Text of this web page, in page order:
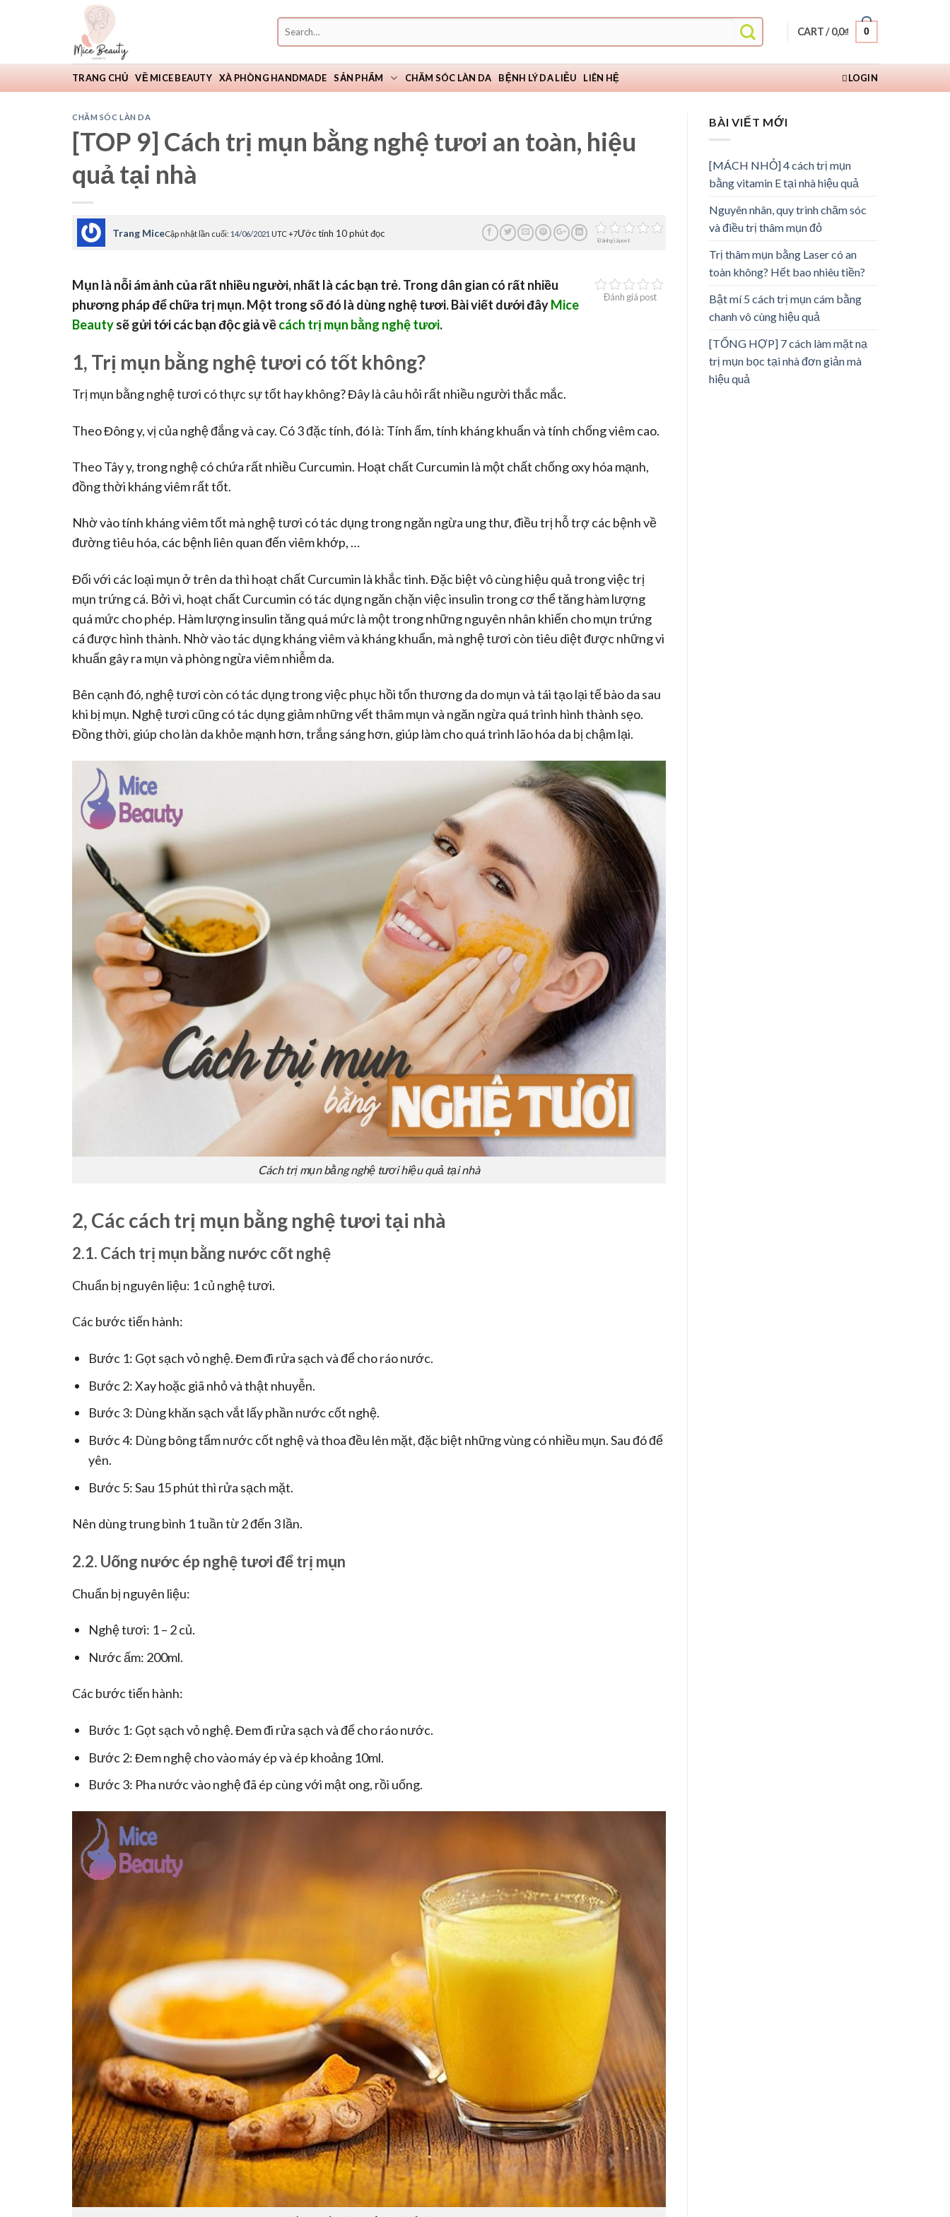
for:
CART /0,0₫ 0
TRANG CHỦ VỀ MICE BEAUTY XÀ PHÒNG HANDMADE SẢN PHẨM CHĂM SÓC LÀN DA BỆNH LÝ DA LIỄU LIÊN HỆ LOGIN
CHĂM SÓC LÀN DA
[TOP 9] Cách trị mụn bằng nghệ tươi an toàn, hiệu
quả tại nhà
Trang MiceCập nhật lần cuối: 14/06/2021 UTC +7Ước tính 10 phút đọc
Đánh giá post
Đánh giá post
Mụn là nỗi ám ảnh của rất nhiều người, nhất là các bạn trẻ. Trong dân gian có rất nhiều
phương pháp để chữa trị mụn. Một trong số đó là dùng nghệ tươi. Bài viết dưới đâyMice
Beautysẽ gửi tới các bạn độc giả vềcách trị mụn bằng nghệ tươi.
1, Trị mụn bằng nghệ tươi có tốt không?
Trị mụn bằng nghệ tươi có thực sự tốt hay không? Đây là câu hỏi rất nhiều người thắc mắc.
Theo Đông y, vị của nghệ đắng và cay. Có 3 đặc tính, đó là: Tính ấm, tính kháng khuẩn và tính chống viêm cao.
Theo Tây y, trong nghệ có chứa rất nhiều Curcumin. Hoạt chất Curcumin là một chất chống oxy hóa mạnh,
đồng thời kháng viêm rất tốt.
Nhờ vào tính kháng viêm tốt mà nghệ tươi có tác dụng trong ngăn ngừa ung thư, điều trị hỗ trợ các bệnh về
đường tiêu hóa, các bệnh liên quan đến viêm khớp, …
Đối với các loại mụn ở trên da thì hoạt chất Curcumin là khắc tinh. Đặc biệt vô cùng hiệu quả trong việc trị
mụn trứng cá. Bởi vì, hoạt chất Curcumin có tác dụng ngăn chặn việc insulin trong cơ thể tăng hàm lượng
quá mức cho phép. Hàm lượng insulin tăng quá mức là một trong những nguyên nhân khiến cho mụn trứng
cá được hình thành. Nhờ vào tác dụng kháng viêm và kháng khuẩn, mà nghệ tươi còn tiêu diệt được những vi
khuẩn gây ra mụn và phòng ngừa viêm nhiễm da.
Bên cạnh đó, nghệ tươi còn có tác dụng trong việc phục hồi tổn thương da do mụn và tái tạo lại tế bào da sau
khi bị mụn. Nghệ tươi cũng có tác dụng giảm những vết thâm mụn và ngăn ngừa quá trình hình thành sẹo.
Đồng thời, giúp cho làn da khỏe mạnh hơn, trắng sáng hơn, giúp làm cho quá trình lão hóa da bị chậm lại.
Cách trị mụn bằng nghệ tươi hiệu quả tại nhà
2, Các cách trị mụn bằng nghệ tươi tại nhà
2.1. Cách trị mụn bằng nước cốt nghệ
Chuẩn bị nguyên liệu: 1 củ nghệ tươi.
Các bước tiến hành:
Bước 1: Gọt sạch vỏ nghệ. Đem đi rửa sạch và để cho ráo nước.
Bước 2: Xay hoặc giã nhỏ và thật nhuyễn.
Bước 3: Dùng khăn sạch vắt lấy phần nước cốt nghệ.
Bước 4: Dùng bông tẩm nước cốt nghệ và thoa đều lên mặt, đặc biệt những vùng có nhiều mụn. Sau đó để
yên.
Bước 5: Sau 15 phút thì rửa sạch mặt.
Nên dùng trung bình 1 tuần từ 2 đến 3 lần.
2.2. Uống nước ép nghệ tươi để trị mụn
Chuẩn bị nguyên liệu:
Nghệ tươi: 1 – 2 củ.
Nước ấm: 200ml.
Các bước tiến hành:
Bước 1: Gọt sạch vỏ nghệ. Đem đi rửa sạch và để cho ráo nước.
Bước 2: Đem nghệ cho vào máy ép và ép khoảng 10ml.
Bước 3: Pha nước vào nghệ đã ép cùng với mật ong, rồi uống.
BÀI VIẾT MỚI
[MÁCH NHỎ] 4 cách trị mụn
bằng vitamin E tại nhà hiệu quả
Nguyên nhân, quy trình chăm sóc
và điều trị thâm mụn đỏ
Trị thâm mụn bằng Laser có an
toàn không? Hết bao nhiêu tiền?
Bật mí 5 cách trị mụn cám bằng
chanh vô cùng hiệu quả
[TỔNG HỢP] 7 cách làm mặt nạ
trị mụn bọc tại nhà đơn giản mà
hiệu quả